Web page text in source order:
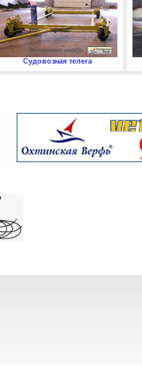
Судовозная телега